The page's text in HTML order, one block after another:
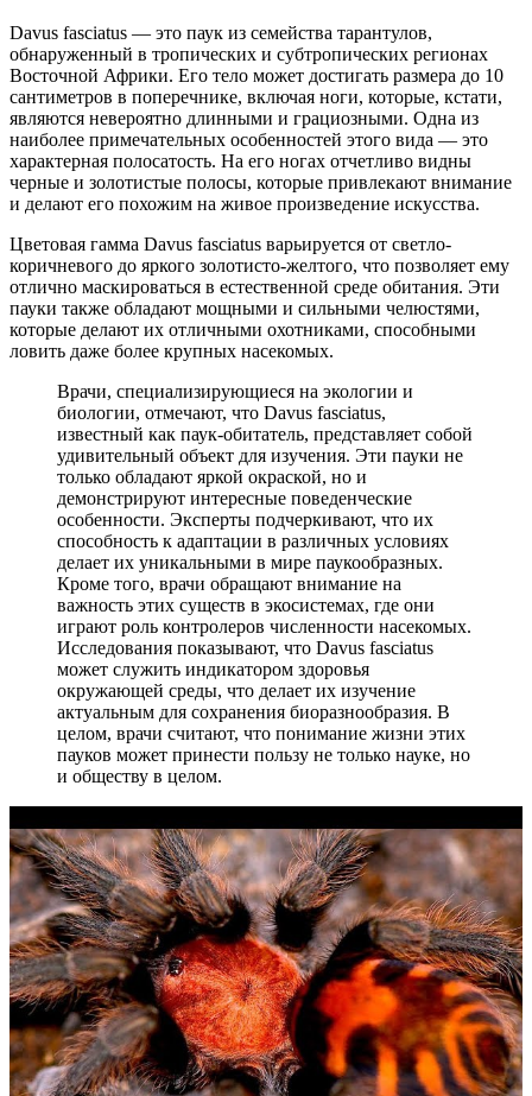
Davus fasciatus — это паук из семейства тарантулов,
обнаруженный в тропических и субтропических регионах
Восточной Африки. Его тело может достигать размера до 10
сантиметров в поперечнике, включая ноги, которые, кстати,
являются невероятно длинными и грациозными. Одна из
наиболее примечательных особенностей этого вида — это
характерная полосатость. На его ногах отчетливо видны
черные и золотистые полосы, которые привлекают внимание
и делают его похожим на живое произведение искусства.
Цветовая гамма Davus fasciatus варьируется от светло-
коричневого до яркого золотисто-желтого, что позволяет ему
отлично маскироваться в естественной среде обитания. Эти
пауки также обладают мощными и сильными челюстями,
которые делают их отличными охотниками, способными
ловить даже более крупных насекомых.
Врачи, специализирующиеся на экологии и
биологии, отмечают, что Davus fasciatus,
известный как паук-обитатель, представляет собой
удивительный объект для изучения. Эти пауки не
только обладают яркой окраской, но и
демонстрируют интересные поведенческие
особенности. Эксперты подчеркивают, что их
способность к адаптации в различных условиях
делает их уникальными в мире паукообразных.
Кроме того, врачи обращают внимание на
важность этих существ в экосистемах, где они
играют роль контролеров численности насекомых.
Исследования показывают, что Davus fasciatus
может служить индикатором здоровья
окружающей среды, что делает их изучение
актуальным для сохранения биоразнообразия. В
целом, врачи считают, что понимание жизни этих
пауков может принести пользу не только науке, но
и обществу в целом.